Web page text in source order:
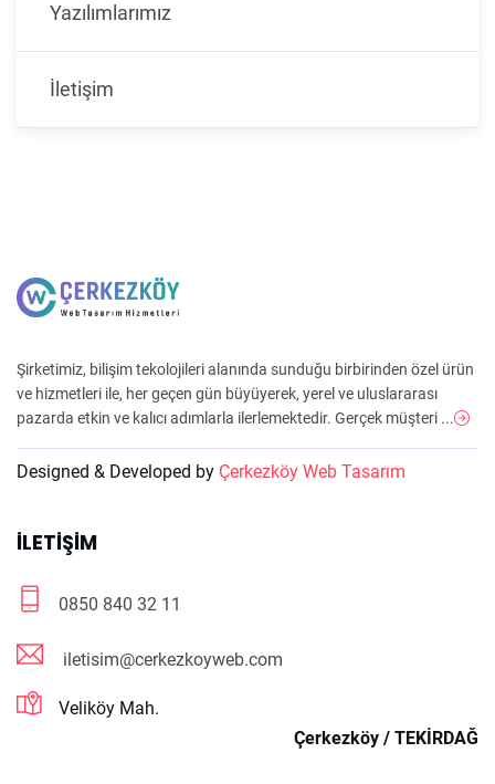
Yazılımlarımız
İletişim
Şirketimiz, bilişim tekolojileri alanında sunduğu birbirinden özel ürün
ve hizmetleri ile, her geçen gün büyüyerek, yerel ve uluslararası
pazarda etkin ve kalıcı adımlarla ilerlemektedir. Gerçek müşteri ...
Designed & Developed by Çerkezköy Web Tasarım
İLETIŞIM
0850 840 32 11
iletisim@cerkezkoyweb.com
Veliköy Mah.
Çerkezköy / TEKİRDAĞ